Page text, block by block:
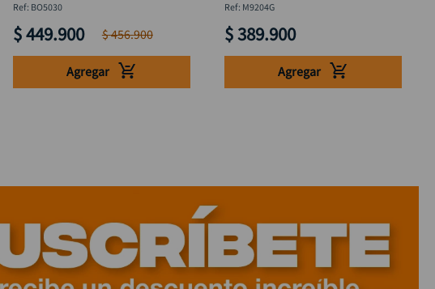
: BO5030
$449.900 $456.900
Agregar
: M9204G
$389.900
Agregar